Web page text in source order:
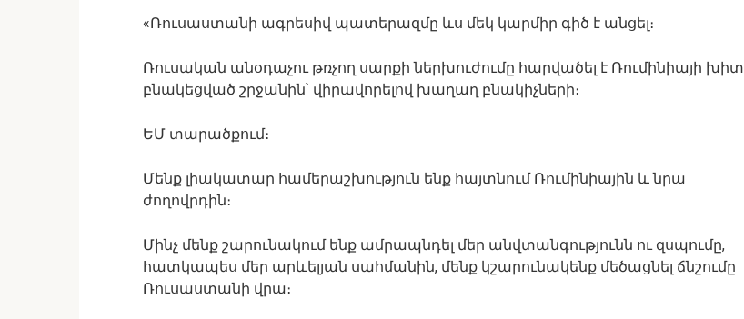
«Ռուսաստանի ագրեսիվ պատերազմը ևս մեկ կարմիր գիծ է անցել։
Ռուսական անօդաչու թռչող սարքի ներխուժումը հարվածել է Ռումինիայի խիտ
բնակեցված շրջանին՝ վիրավորելով խաղաղ բնակիչների։
ԵՄ տարածքում։
Մենք լիակատար համերաշխություն ենք հայտնում Ռումինիային և նրա
ժողովրդին։
Մինչ մենք շարունակում ենք ամրապնդել մեր անվտանգությունն ու զսպումը,
հատկապես մեր արևելյան սահմանին, մենք կշարունակենք մեծացնել ճնշումը
Ռուսաստանի վրա։